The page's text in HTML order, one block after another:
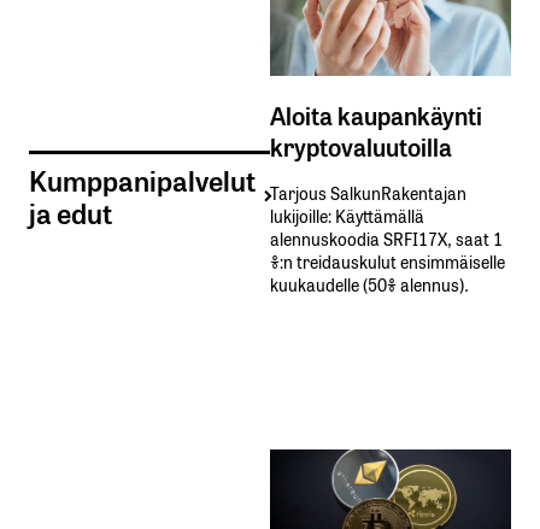
Kumppanipalvelut
ja edut
Aloita kaupankäynti
kryptovaluutoilla
Tarjous SalkunRakentajan
lukijoille: Käyttämällä​ ​
alennuskoodia​ ​SRFI17X,​ ​saat​ ​1
%:n treidauskulut​ ​ensimmäiselle​ ​
kuukaudelle​ ​(50%​ ​alennus).